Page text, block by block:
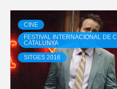
CINE
FESTIVAL INTERNACIONAL DE
CATALUNYA
SITGES 2016